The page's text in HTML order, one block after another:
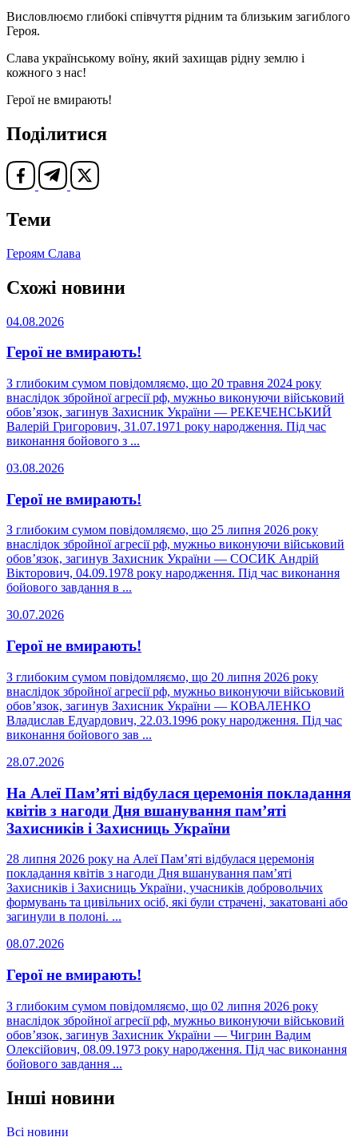
Висловлюємо глибокі співчуття рідним та близьким загиблого
Героя.
Слава українському воїну, який захищав рідну землю і
кожного з нас!
Герої не вмирають!
Поділитися
Теми
Героям Слава
Схожі новини
04.08.2026
Герої не вмирають!
З глибоким сумом повідомляємо, що 20 травня 2024 року
внаслідок збройної агресії рф, мужньо виконуючи військовий
обов’язок, загинув Захисник України — РЕКЕЧЕНСЬКИЙ
Валерій Григорович, 31.07.1971 року народження. Під час
виконання бойового з ...
03.08.2026
Герої не вмирають!
З глибоким сумом повідомляємо, що 25 липня 2026 року
внаслідок збройної агресії рф, мужньо виконуючи військовий
обов’язок, загинув Захисник України — СОСИК Андрій
Вікторович, 04.09.1978 року народження. Під час виконання
бойового завдання в ...
30.07.2026
Герої не вмирають!
З глибоким сумом повідомляємо, що 20 липня 2026 року
внаслідок збройної агресії рф, мужньо виконуючи військовий
обов’язок, загинув Захисник України — КОВАЛЕНКО
Владислав Едуардович, 22.03.1996 року народження. Під час
виконання бойового зав ...
28.07.2026
На Алеї Пам’яті відбулася церемонія покладання
квітів з нагоди Дня вшанування пам’яті
Захисників і Захисниць України
28 липня 2026 року на Алеї Пам’яті відбулася церемонія
покладання квітів з нагоди Дня вшанування пам’яті
Захисників і Захисниць України, учасників добровольчих
формувань та цивільних осіб, які були страчені, закатовані або
загинули в полоні. ...
08.07.2026
Герої не вмирають!
З глибоким сумом повідомляємо, що 02 липня 2026 року
внаслідок збройної агресії рф, мужньо виконуючи військовий
обов’язок, загинув Захисник України — Чигрин Вадим
Олексійович, 08.09.1973 року народження. Під час виконання
бойового завдання ...
Інші новини
Всі новини